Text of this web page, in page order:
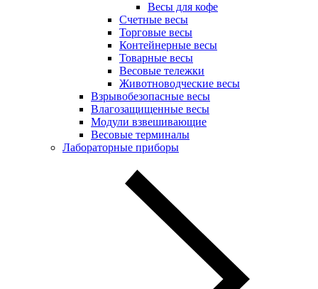
Весы для кофе
Счетные весы
Торговые весы
Контейнерные весы
Товарные весы
Весовые тележки
Животноводческие весы
Взрывобезопасные весы
Влагозащищенные весы
Модули взвешивающие
Весовые терминалы
Лабораторные приборы